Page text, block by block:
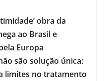
obra da
ao Brasil e
Europa
são solução única:
limites no tratamento